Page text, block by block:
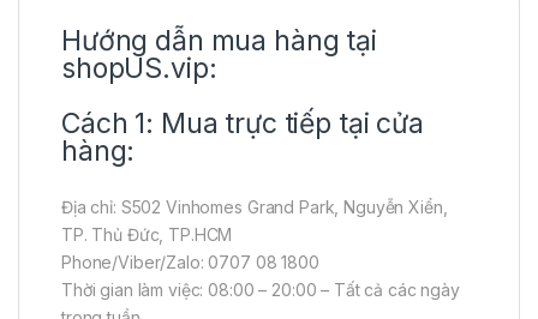
Hướng dẫn mua hàng tại
shopUS.vip:
Cách 1: Mua trực tiếp tại cửa
hàng:
Địa chỉ: S502 Vinhomes Grand Park, Nguyễn Xiển,
TP. Thủ Đức, TP.HCM
Phone/Viber/Zalo: 0707 08 1800
Thời gian làm việc: 08:00 – 20:00 – Tất cả các ngày